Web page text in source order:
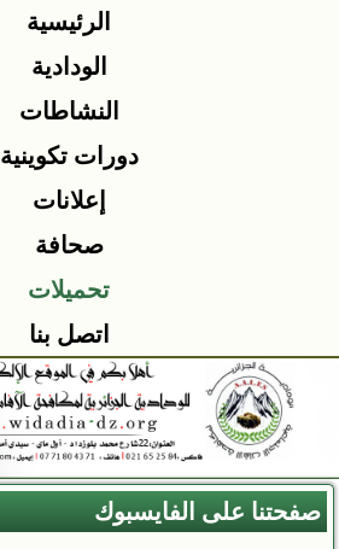
الرئيسية
الودادية
النشاطات
دورات تكوينية
إعلانات
صحافة
تحميلات
اتصل بنا
صفحتنا على الفايسبوك